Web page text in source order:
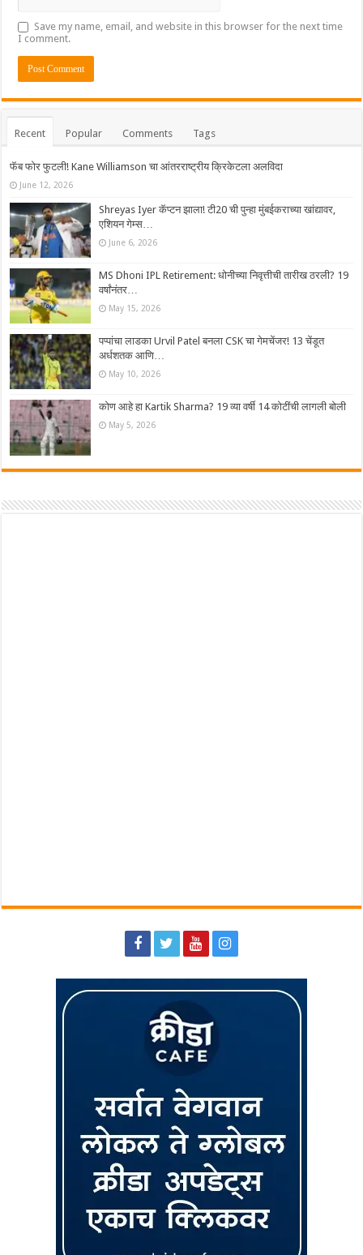
Save my name, email, and website in this browser for the next time
I comment.
Recent Popular Comments Tags
फॅब फोर फुटली! Kane Williamson चा आंतरराष्ट्रीय क्रिकेटला अलविदा
June 12, 2026
Shreyas Iyer कॅप्टन झाला! टी20 ची पुन्हा मुंबईकराच्या खांद्यावर,
एशियन गेम्स…
June 6, 2026
MS Dhoni IPL Retirement: धोनीच्या निवृत्तीची तारीख ठरली? 19
वर्षांनंतर…
May 15, 2026
पप्पांचा लाडका Urvil Patel बनला CSK चा गेमचेंजर! 13 चेंडूत
अर्धशतक आणि…
May 10, 2026
कोण आहे हा Kartik Sharma? 19 व्या वर्षी 14 कोटींची लागली बोली
May 5, 2026